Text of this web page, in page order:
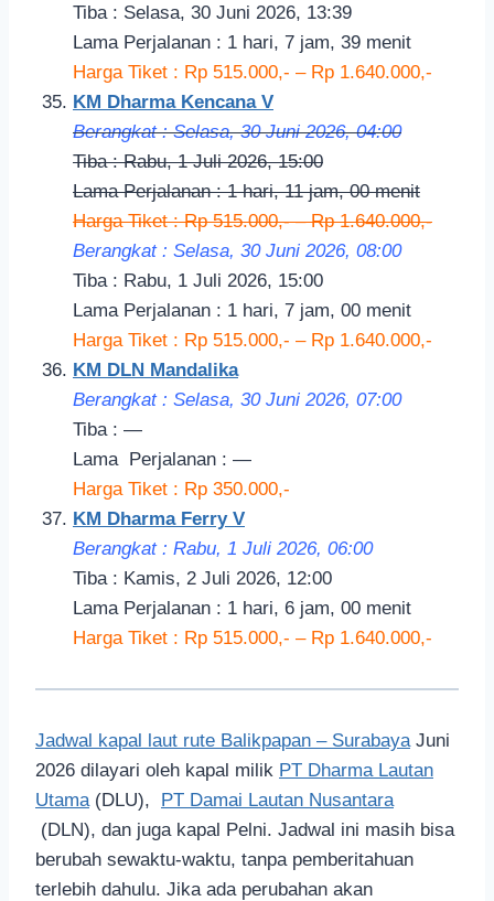
Tiba : Selasa, 30 Juni 2026, 13:39
Lama Perjalanan : 1 hari, 7 jam, 39 menit
Harga Tiket : Rp 515.000,- – Rp 1.640.000,-
KM Dharma Kencana V
Berangkat : Selasa, 30 Juni 2026, 04:00
Tiba : Rabu, 1 Juli 2026, 15:00
Lama Perjalanan : 1 hari, 11 jam, 00 menit
Harga Tiket : Rp 515.000,- – Rp 1.640.000,-
Berangkat : Selasa, 30 Juni 2026, 08:00
Tiba : Rabu, 1 Juli 2026, 15:00
Lama Perjalanan : 1 hari, 7 jam, 00 menit
Harga Tiket : Rp 515.000,- – Rp 1.640.000,-
KM DLN Mandalika
Berangkat : Selasa, 30 Juni 2026, 07:00
Tiba : —
Lama Perjalanan : —
Harga Tiket : Rp 350.000,-
KM Dharma Ferry V
Berangkat : Rabu, 1 Juli 2026, 06:00
Tiba : Kamis, 2 Juli 2026, 12:00
Lama Perjalanan : 1 hari, 6 jam, 00 menit
Harga Tiket : Rp 515.000,- – Rp 1.640.000,-
Jadwal kapal laut rute Balikpapan – Surabaya Juni
2026 dilayari oleh kapal milik PT Dharma Lautan
Utama (DLU), PT Damai Lautan Nusantara
(DLN), dan juga kapal Pelni. Jadwal ini masih bisa
berubah sewaktu-waktu, tanpa pemberitahuan
terlebih dahulu. Jika ada perubahan akan